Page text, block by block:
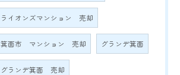
ライオンズマンション 売却
箕面市 マンション 売却 グランデ箕面
グランデ箕面 売却